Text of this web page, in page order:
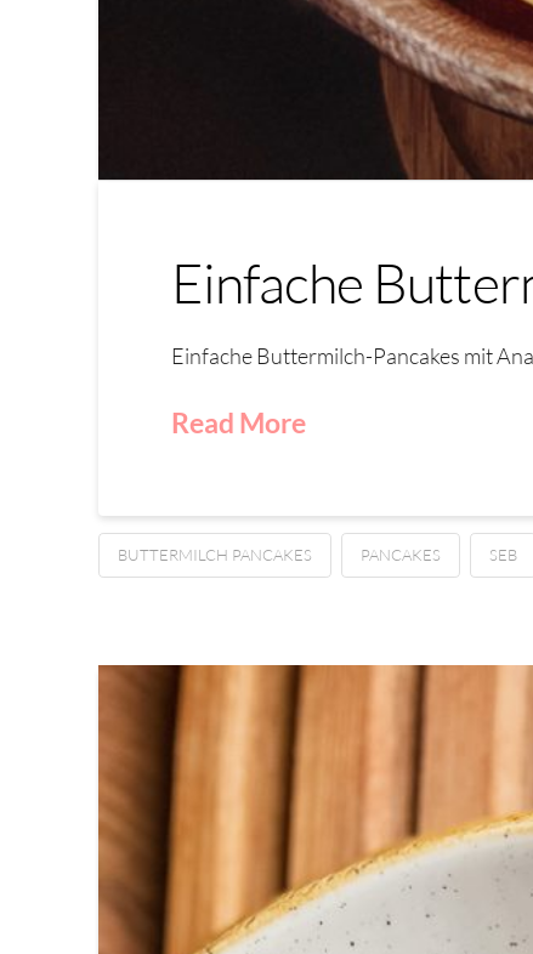
Einfache
Einfache Buttermilch-Pancakes mit
Read More
BUTTERMILCH PANCAKES PANCAKES SEB